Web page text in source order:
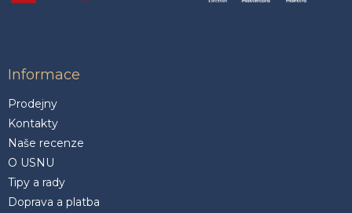
Informace
Prodejny
Kontakty
Naše recenze
O USNU
Tipy a rady
Doprava a platba